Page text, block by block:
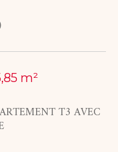
m²
T3 AVEC